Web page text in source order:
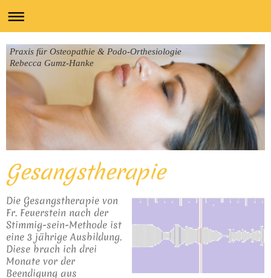
Praxis für Osteopathie & Podo-Orthesiologie
Rebecca Gumz-Hanke
Gesangstherapie
Die Gesangstherapie von
Fr. Feuerstein nach der
Stimmig-sein-Methode ist
eine 3 jährige Ausbildung.
Diese brach ich drei
Monate vor der
Beendigung aus